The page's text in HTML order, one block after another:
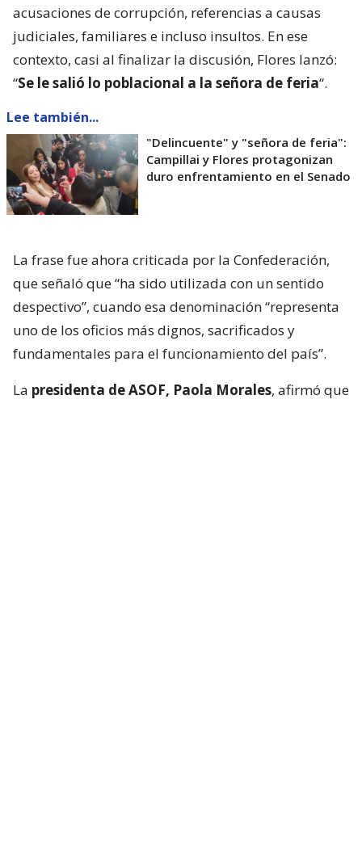
acusaciones de corrupción, referencias a causas
judiciales, familiares e incluso insultos. En ese
contexto, casi al finalizar la discusión, Flores lanzó:
“Se le salió lo poblacional a la señora de feria“.
Lee también...
"Delincuente" y "señora de feria":
Campillai y Flores protagonizan
duro enfrentamiento en el Senado
La frase fue ahora criticada por la Confederación,
que señaló que “ha sido utilizada con un sentido
despectivo”, cuando esa denominación “representa
uno de los oficios más dignos, sacrificados y
fundamentales para el funcionamiento del país”.
La presidenta de ASOF, Paola Morales, afirmó que